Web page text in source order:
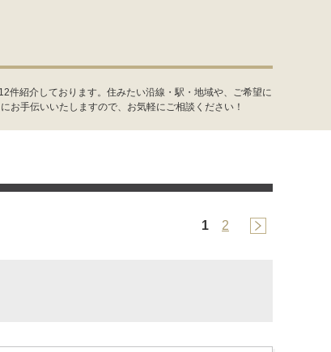
件紹介しております。住みたい沿線・駅・地域や、ご希望に
お手伝いいたしますので、お気軽にご相談ください！
1 2